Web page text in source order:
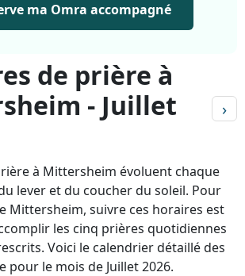
ma Omra accompagné
de prière à
- Juillet
›
à Mittersheim évoluent chaque
lever et du coucher du soleil. Pour
Mittersheim, suivre ces horaires est
les cinq prières quotidiennes
Voici le calendrier détaillé des
pour le mois de Juillet 2026.